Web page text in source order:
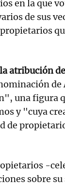
en la que
de sus
atribución
una figura
y "cuya
de
-
sobre su